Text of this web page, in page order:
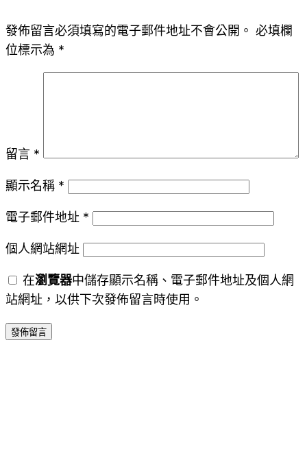
發佈留言必須填寫的電子郵件地址不會公開。 必填欄
位標示為 *
留言 *
顯示名稱 *
電子郵件地址 *
個人網站網址
在瀏覽器中儲存顯示名稱、電子郵件地址及個人網
站網址，以供下次發佈留言時使用。